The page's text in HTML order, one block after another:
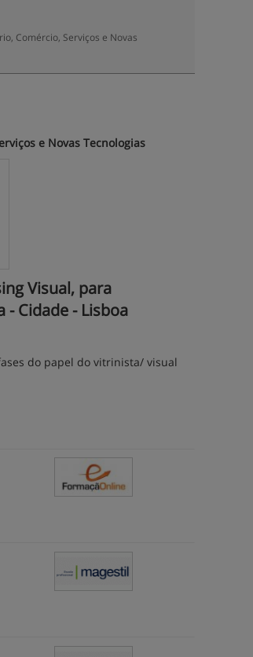
Comércio, Serviços e Novas
e Novas Tecnologias
Visual, para
- Cidade - Lisboa
do papel do vitrinista/ visual